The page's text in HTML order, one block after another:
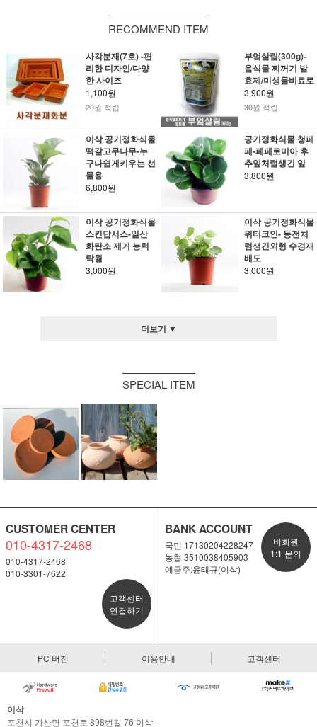
RECOMMEND ITEM
사각분재(7호) -편
리한 디자인/다양
한 사이즈
1,100원
20원 적립
부엌살림(300g)-
음식물 찌꺼기 발
효제/미생물비료로
3,900원
30원 적립
이삭 공기정화식물
떡갈고무나무-누
구나쉽게키우는 선
물용
6,800원
공기정화식물 청페
페-페페로미아 후
추잎처럼생긴 잎
3,800원
이삭 공기정화식물
스킨답서스-일산
화탄소 제거 능력
탁월
3,000원
이삭 공기정화식물
워터코인- 동전처
럼생긴외형 수경재
배도
3,000원
더보기 ▼
SPECIAL ITEM
CUSTOMER CENTER
010-4317-2468
010-4317-2468
010-3301-7622
고객센터
연결하기
BANK ACCOUNT
국민 17130204228247
농협 3510038405903
예금주:윤태규(이삭)
비회원
1:1 문의
PC 버전 이용안내 고객센터
이삭
포천시 가산면 포천로 898번길 76 이삭